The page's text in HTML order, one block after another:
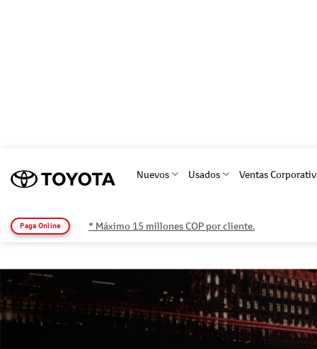
contenido
Nuevos Usados Ventas
Paga Online * Máximo 15 millones COP por cliente.